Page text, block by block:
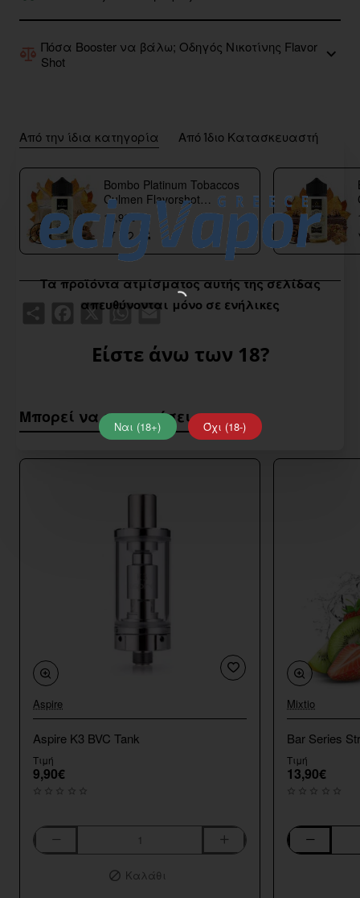
Τα προϊόντα ατμίσματος αυτής της σελίδας
απευθύνονται μόνο σε ενήλικες
Είστε άνω των 18?
Ναι (18+) Όχι (18-)
Πόσα Booster να βάλω; Οδηγός Νικοτίνης Flavor
Shot
Από την ίδια κατηγορία Από Ίδιο Κατασκευαστή
Bombo Platinum Tobaccos
Culmen Flavorshot
40/120ml
18,90€
Facebook
X WhatsApp
Email
Μπορεί να σας αρέσει
Aspire
Aspire K3 BVC Tank
Τιμή
9,90€
Aspire
Καλάθι
Mixtio
Bar Series
Τιμή
13,90€
Bar